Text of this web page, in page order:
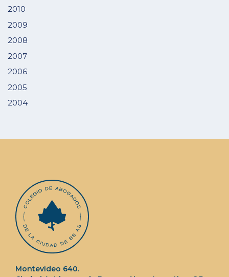
2010
2009
2008
2007
2006
2005
2004
Montevideo 640.